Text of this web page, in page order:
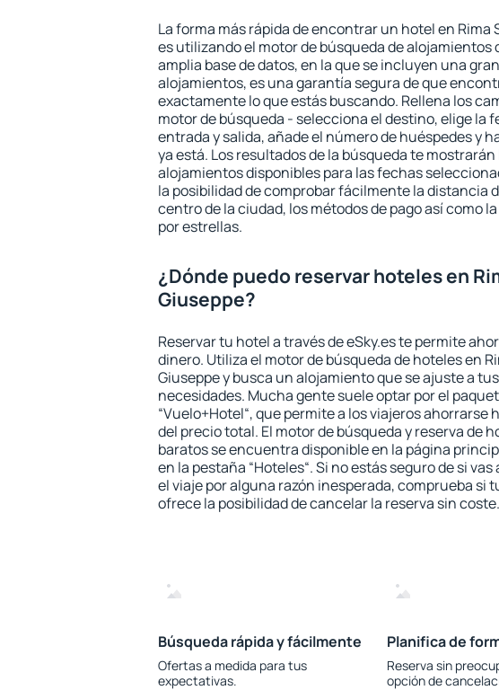
La forma más rápida de encontrar un hotel en Rima
es utilizando el motor de búsqueda de alojamientos
amplia base de datos, en la que se incluyen una
alojamientos, es una garantía segura de que
exactamente lo que estás buscando. Rellena los
motor de búsqueda - selecciona el destino, elige la
entrada y salida, añade el número de huéspedes y
ya está. Los resultados de la búsqueda te mostrarán
alojamientos disponibles para las fechas
la posibilidad de comprobar fácilmente la distancia
centro de la ciudad, los métodos de pago así como
por estrellas.
¿Dónde puedo reservar hoteles en
Giuseppe?
Reservar tu hotel a través de eSky.es te permite
dinero. Utiliza el motor de búsqueda de hoteles en
Giuseppe y busca un alojamiento que se ajuste a tus
necesidades. Mucha gente suele optar por el
“Vuelo+Hotel“, que permite a los viajeros ahorrarse
del precio total. El motor de búsqueda y reserva de
baratos se encuentra disponible en la página
en la pestaña “Hoteles“. Si no estás seguro de si
el viaje por alguna razón inesperada, comprueba si
ofrece la posibilidad de cancelar la reserva sin coste.
Búsqueda rápida y fácilmente
Ofertas a medida para tus
expectativas.
Planifica de
Reserva sin
opción de